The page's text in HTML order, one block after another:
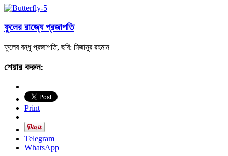
ফুলের রাজ্যে প্রজাপতি
ফুলের বন্ধু প্রজাপতি, ছবি: মিজানুর রহমান
শেয়ার করুন:
Print
Telegram
WhatsApp